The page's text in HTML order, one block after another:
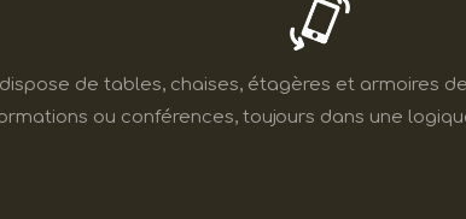
de tables, chaises, étagères et armoires
ou conférences, toujours dans une